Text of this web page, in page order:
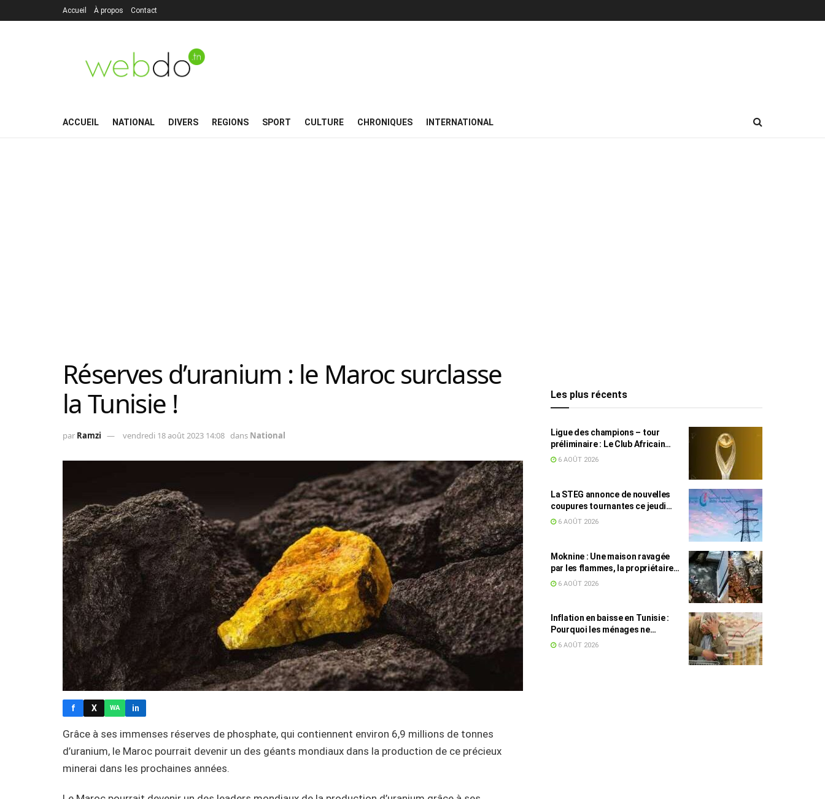
Accueil À propos Contact
ACCUEIL NATIONAL DIVERS REGIONS SPORT CULTURE CHRONIQUES INTERNATIONAL
Réserves d’uranium : le Maroc surclasse
la Tunisie !
par Ramzi vendredi 18 août 2023 14:08 dans National
f X WA in
Grâce à ses immenses réserves de phosphate, qui contiennent environ 6,9 millions de tonnes
d’uranium, le Maroc pourrait devenir un des géants mondiaux dans la production de ce précieux
minerai dans les prochaines années.
Les plus récents
Ligue des champions – tour
préliminaire : Le Club Africain
face au Djoliba AC
6 AOÛT 2026
La STEG annonce de nouvelles
coupures tournantes ce jeudi
dans plusieurs régions
6 AOÛT 2026
Moknine : Une maison ravagée
par les flammes, la propriétaire
accuse la STEG et la SONEDE
6 AOÛT 2026
Inflation en baisse en Tunisie :
Pourquoi les ménages ne
ressentent pas l’amélioration
6 AOÛT 2026